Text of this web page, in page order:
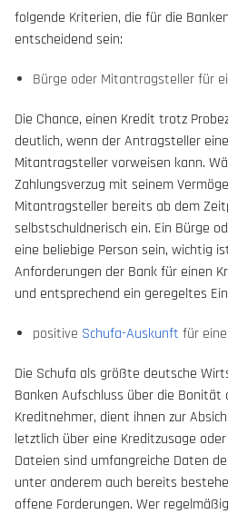
folgende Kriterien, die für die
entscheidend sein:
Bürge oder Mitantragsteller für
Die Chance, einen Kredit trotz
deutlich, wenn der Antragsteller
Mitantragsteller vorweisen kann.
Zahlungsverzug mit seinem
Mitantragsteller bereits ab dem
selbstschuldnerisch ein. Ein Bürge
eine beliebige Person sein, wichtig
Anforderungen der Bank für einen
und entsprechend ein geregeltes
positive Schufa-Auskunft für
Die Schufa als größte deutsche
Banken Aufschluss über die
Kreditnehmer, dient ihnen zur
letztlich über eine Kreditzusage
Dateien sind umfangreiche Daten
unter anderem auch bereits
offene Forderungen. Wer